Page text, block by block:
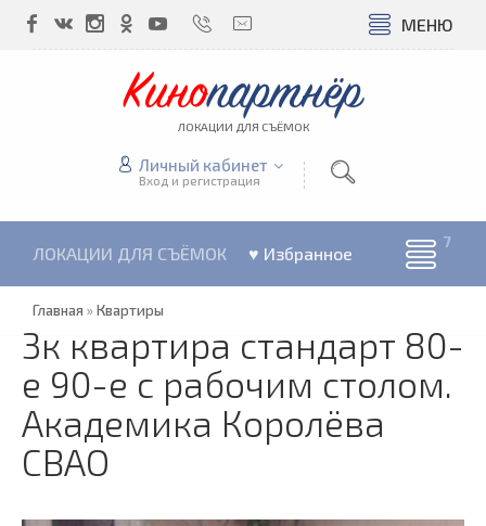
МЕНЮ
Кинопартнёр
ЛОКАЦИИ ДЛЯ СЪЁМОК
Личный кабинет
Вход и регистрация
ЛОКАЦИИ ДЛЯ СЪЁМОК ♥ Избранное
Главная »Квартиры
3к квартира стандарт 80-
е 90-е с рабочим столом.
Академика Королёва
СВАО